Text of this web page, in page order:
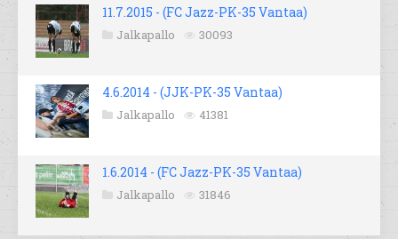
11.7.2015 - (FC Jazz-PK-35 Vantaa)
Jalkapallo 30093
4.6.2014 - (JJK-PK-35 Vantaa)
Jalkapallo 41381
1.6.2014 - (FC Jazz-PK-35 Vantaa)
Jalkapallo 31846